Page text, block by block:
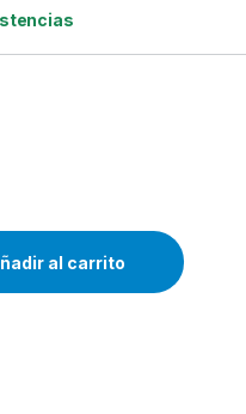
01 cantidad
al carrito